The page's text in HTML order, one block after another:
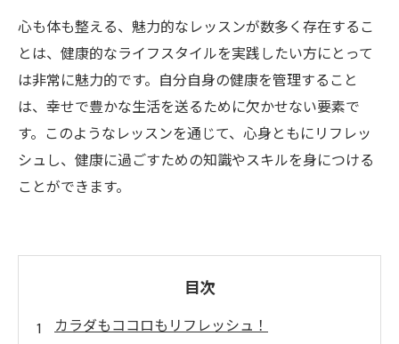
心も体も整える、魅力的なレッスンが数多く存在するこ
とは、健康的なライフスタイルを実践したい方にとって
は非常に魅力的です。自分自身の健康を管理すること
は、幸せで豊かな生活を送るために欠かせない要素で
す。このようなレッスンを通じて、心身ともにリフレッ
シュし、健康に過ごすための知識やスキルを身につける
ことができます。
目次
カラダもココロもリフレッシュ！